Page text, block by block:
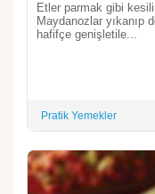
Etler parmak gibi
Maydanozlar yıkanıp
hafifçe genişletile...
Pratik Yemekler